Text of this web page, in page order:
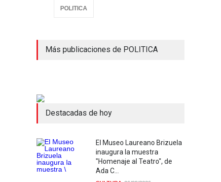
POLITICA
Más publicaciones de POLITICA
Destacadas de hoy
El Museo Laureano Brizuela
inaugura la muestra
"Homenaje al Teatro", de
Ada C...